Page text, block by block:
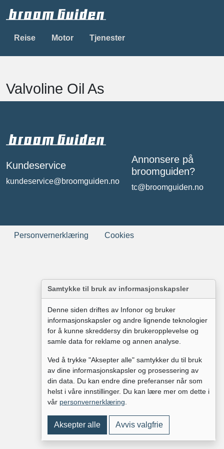
Reise Motor Tjenester
Valvoline Oil As
Kundeservice
kundeservice@broomguiden.no
Annonsere på
broomguiden?
tc@broomguiden.no
Personvernerklæring Cookies
Samtykke til bruk av informasjonskapsler
Denne siden driftes av Infonor og bruker
informasjonskapsler og andre lignende teknologier
for å kunne skreddersy din brukeropplevelse og
samle data for reklame og annen analyse.
Ved å trykke "Aksepter alle" samtykker du til bruk
av dine informasjonskapsler og prosessering av
din data. Du kan endre dine preferanser når som
helst i våre innstillinger. Du kan lære mer om dette i
vår personvernerklæring
Aksepter alle Avvis valgfrie